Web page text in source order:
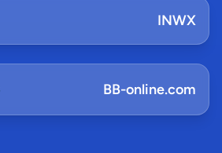
INWX
BB-online.com